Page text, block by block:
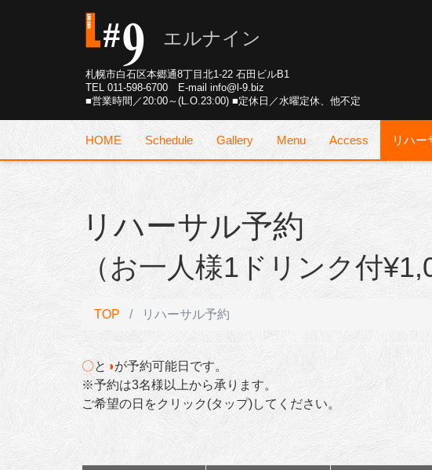
エルナイン
札幌市白石区本郷通8丁目北1-22 石田ビルB1
TEL 011-598-6700 E-mail info@l-9.biz
■営業時間／20:00～(L.O.23:00) ■定休日／水曜定休、他不定
HOME Schedule Gallery Menu Access リハー
リハーサル予約
（お一人様1ドリンク付
TOP リハーサル予約
〇と ◑が予約可能日です。
※予約は3名様以上から承ります。
ご希望の日をクリック(タップ)してください。